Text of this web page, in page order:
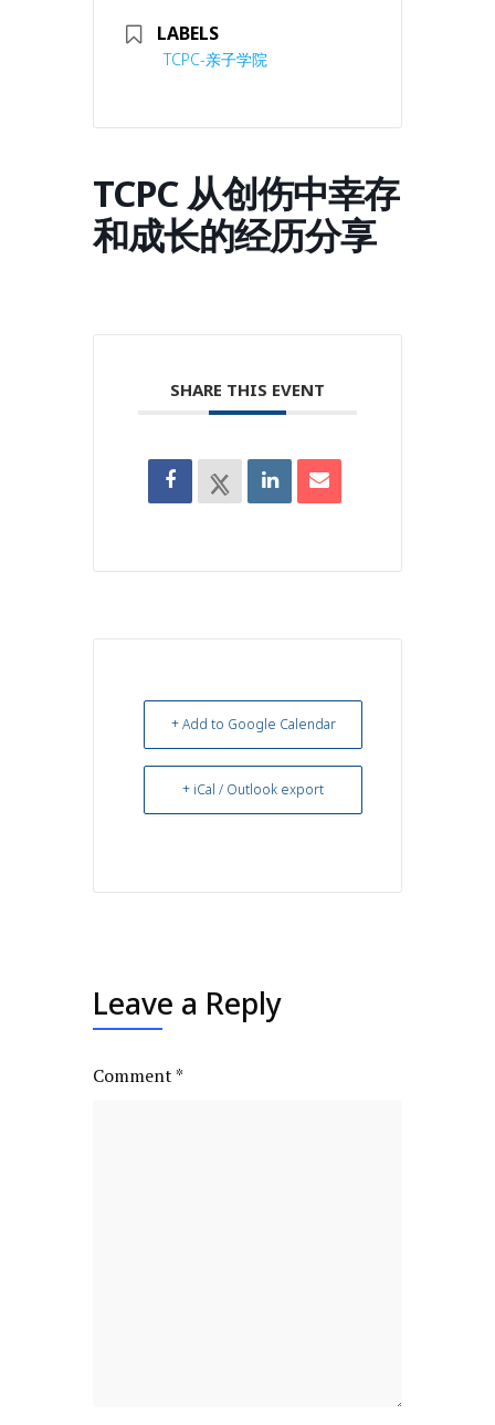
LABELS
TCPC-亲子学院
TCPC 从创伤中幸存
和成长的经历分享
SHARE THIS EVENT
+ Add to Google Calendar
+ iCal / Outlook export
Leave a Reply
Comment*